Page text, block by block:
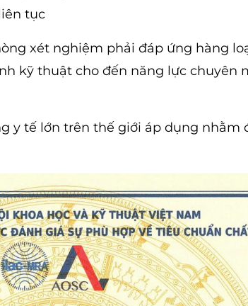
tục
xét nghiệm phải đáp ứng hàng
kỹ thuật cho đến năng lực chuyên
y tế lớn trên thế giới áp dụng nhằm